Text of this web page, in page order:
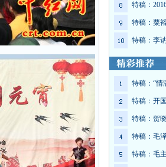
特稿：
特稿：粟
特稿：李
特稿：“
特稿：开
特稿：贺
特稿：毛
特稿：毛